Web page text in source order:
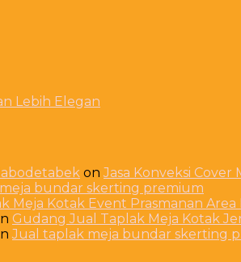
Lebih Elegan
onJasa Konveksi
bundar skerting premium
Meja Kotak Event Prasmanan
Gudang Jual Taplak Meja Kotak
Jual taplak meja bundar skerting